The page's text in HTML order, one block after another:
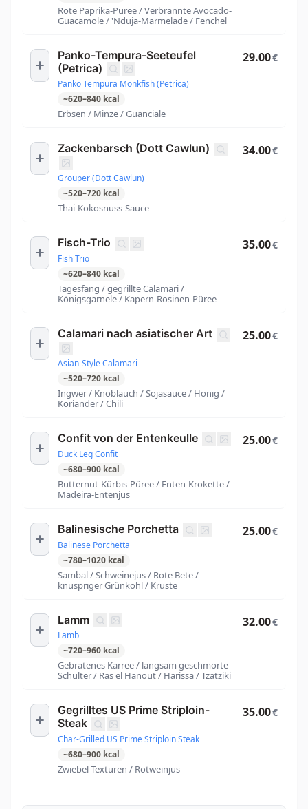
Rote Paprika-Püree / Verbrannte Avocado-
Guacamole / 'Nduja-Marmelade / Fenchel
Panko-Tempura-Seeteufel
(Petrica)
Panko Tempura Monkfish (Petrica)
~620–840 kcal
Erbsen / Minze / Guanciale
29.00€
Zackenbarsch (Dott Cawlun)
Grouper (Dott Cawlun)
~520–720 kcal
Thai-Kokosnuss-Sauce
34.00€
Fisch-Trio
Fish Trio
~620–840 kcal
Tagesfang / gegrillte Calamari /
Königsgarnele / Kapern-Rosinen-Püree
35.00€
Calamari nach asiatischer Art
Asian-Style Calamari
~520–720 kcal
Ingwer / Knoblauch / Sojasauce / Honig /
Koriander / Chili
25.00€
Confit von der Entenkeulle
Duck Leg Confit
~680–900 kcal
Butternut-Kürbis-Püree / Enten-Krokette /
Madeira-Entenjus
25.00€
Balinesische Porchetta
Balinese Porchetta
~780–1020 kcal
Sambal / Schweinejus / Rote Bete /
knuspriger Grünkohl / Kruste
25.00€
Lamm
Lamb
~720–960 kcal
Gebratenes Karree / langsam geschmorte
Schulter / Ras el Hanout / Harissa / Tzatziki
32.00€
Gegrilltes US Prime Striploin-
Steak
Char-Grilled US Prime Striploin Steak
~680–900 kcal
Zwiebel-Texturen / Rotweinjus
35.00€